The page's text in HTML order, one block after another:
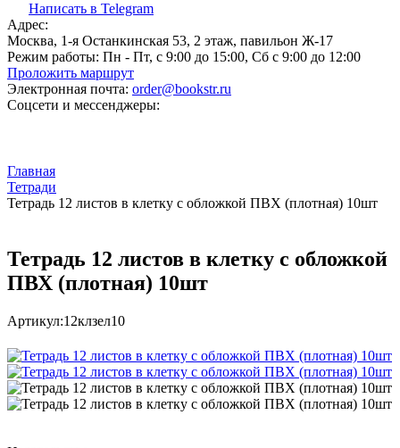
Написать в Telegram
Адрес:
Москва, 1-я Останкинская 53, 2 этаж, павильон Ж-17
Режим работы: Пн - Пт, с 9:00 до 15:00, Сб с 9:00 до 12:00
Проложить маршрут
Электронная почта: order@bookstr.ru
Соцсети и мессенджеры:
Главная
Тетради
Тетрадь 12 листов в клетку с обложкой ПВХ (плотная) 10шт
Тетрадь 12 листов в клетку с обложкой
ПВХ (плотная) 10шт
Артикул:12клзел10